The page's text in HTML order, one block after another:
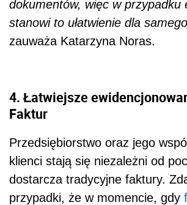
dokumentów, więc w przypadku
stanowi to ułatwienie dla
zauważa Katarzyna Noras.
4. Łatwiejsze
Faktur
Przedsiębiorstwo oraz jego
klienci stają się niezależni od
dostarcza tradycyjne faktury.
przypadki, że w momencie, gdy